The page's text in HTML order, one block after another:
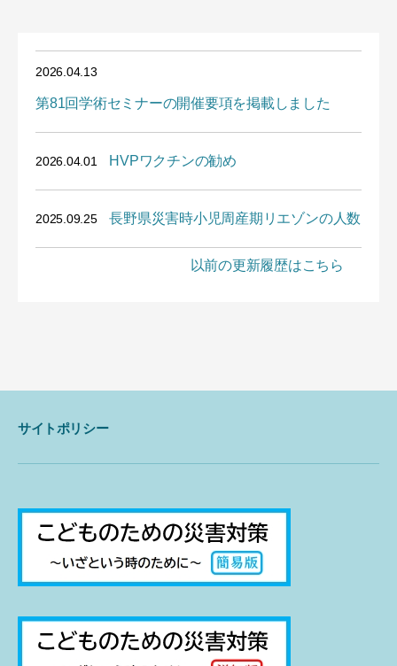
2026.04.13
第81回学術セミナーの開催要項を掲載しました
2026.04.01 HVPワクチンの勧め
2025.09.25 長野県災害時小児周産期リエゾンの人数
以前の更新履歴はこちら
サイトポリシー